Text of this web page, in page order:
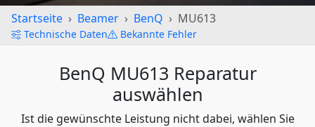
Startseite Beamer BenQ MU613
Technische Daten Bekannte Fehler
BenQ MU613 Reparatur
auswählen
Ist die gewünschte Leistung nicht dabei, wählen Sie